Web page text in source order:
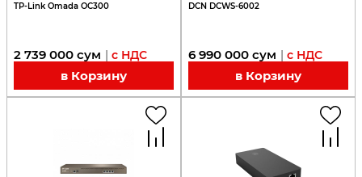
TP-Link Omada OC300
2 739 000 сум | с НДС
в Корзину
DCN DCWS-6002
6 990 000 сум | с НДС
в Корзину